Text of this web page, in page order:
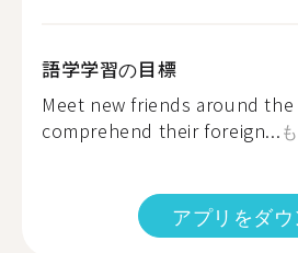
語学学習の目標
Meet new friends around
comprehend their foreign...
アプリをダ